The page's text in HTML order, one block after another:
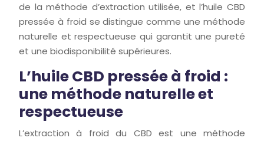
de la méthode d’extraction utilisée, et l’huile CBD
pressée à froid se distingue comme une méthode
naturelle et respectueuse qui garantit une pureté
et une biodisponibilité supérieures.
L’huile CBD pressée à froid :
une méthode naturelle et
respectueuse
L’extraction à froid du CBD est une méthode